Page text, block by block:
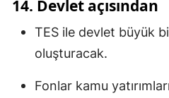
14. Devlet açısından
TES ile devlet büyük
oluşturacak.
Fonlar kamu